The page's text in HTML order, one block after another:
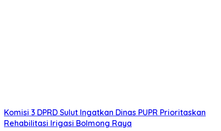
Komisi 3 DPRD Sulut Ingatkan Dinas PUPR Prioritaskan
Rehabilitasi Irigasi Bolmong Raya